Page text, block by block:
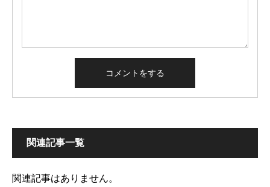
関連記事一覧
関連記事はありません。